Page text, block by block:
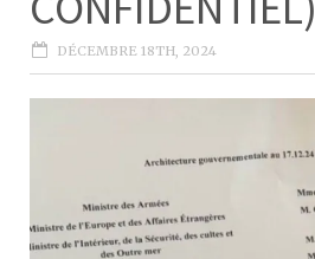
DÉCEMBRE 18TH, 2024